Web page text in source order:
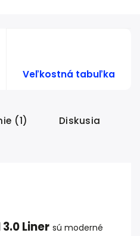
Veľkostná tabuľka
(1) Diskusia
Liner sú moderné